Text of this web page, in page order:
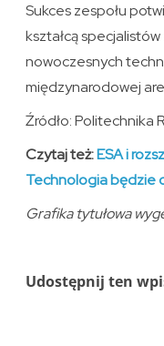
Sukces zespołu
kształcą
nowoczesnych
międzynarodowej
Źródło: Politechnika
Czytaj też:ESA i
Technologia będzie
Grafika tytułowa
Udostępnij ten